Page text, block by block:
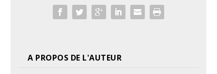
A PROPOS DE L'AUTEUR